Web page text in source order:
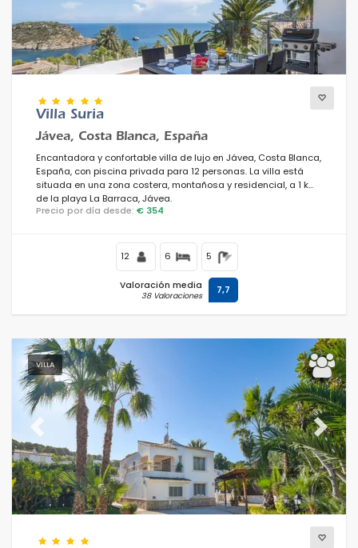
Villa Suria
Jávea, Costa Blanca, España
Encantadora y confortable villa de lujo en Jávea, Costa Blanca,
España, con piscina privada para 12 personas. La villa está
situada en una zona costera, montañosa y residencial, a 1 km
de la playa La Barraca, Jávea.
Precio por día desde: € 354
12 6 5
Valoración media
38 Valoraciones 7,7
VILLA
Previous Next